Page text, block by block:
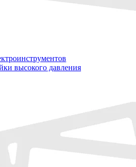
высокого давления